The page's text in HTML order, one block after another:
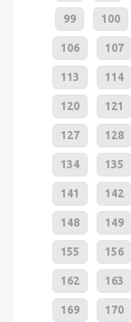
99 100
106 107
113 114
120 121
127 128
134 135
141 142
148 149
155 156
162 163
169 170